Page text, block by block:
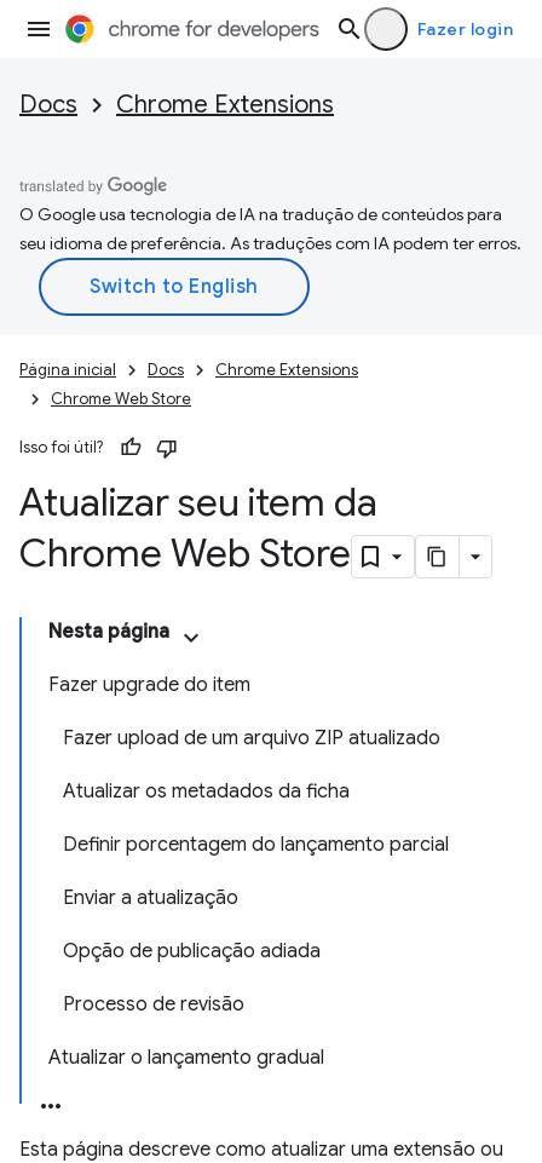
Fazer login
Docs Chrome Extensions
O Google usa tecnologia de IA na tradução de conteúdos para
seu idioma de preferência. As traduções com IA podem ter erros.
Página inicial Docs
Chrome Extensions
Chrome Web Store
Isso foi útil?
Atualizar seu item da
Chrome Web Store
Nesta página
Fazer upgrade do item
Fazer upload de um arquivo ZIP atualizado
Atualizar os metadados da ficha
Definir porcentagem do lançamento parcial
Enviar a atualização
Opção de publicação adiada
Processo de revisão
Atualizar o lançamento gradual
Esta página descreve como atualizar uma extensão ou